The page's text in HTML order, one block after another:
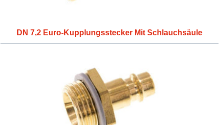
DN 7,2 Euro-Kupplungsstecker Mit Schlauchsäule